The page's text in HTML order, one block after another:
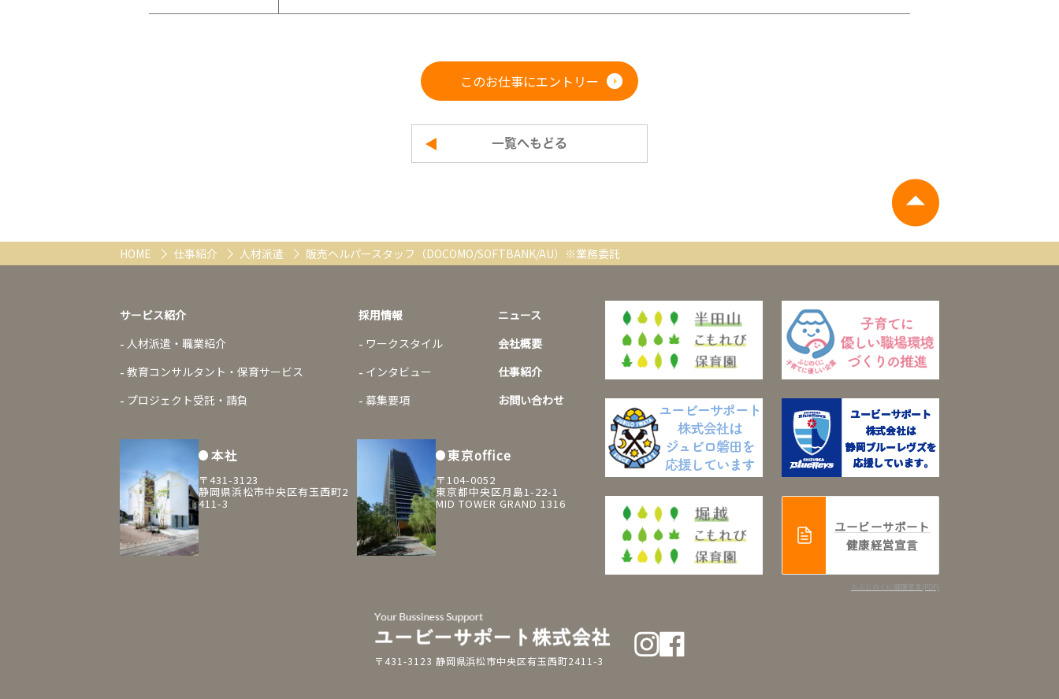
このお仕事にエントリー
一覧へもどる
HOME 仕事紹介 人材派遣 販売ヘルパースタッフ（DOCOMO/SOFTBANK/AU）※業務委託
サービス紹介
人材派遣・職業紹介
教育コンサルタント・保育サービス
プロジェクト受託・請負
採用情報
ワークスタイル
インタビュー
募集要項
ニュース
会社概要
仕事紹介
お問い合わせ
本社
〒431-3123
静岡県浜松市中央区有玉西町2
411-3
東京office
〒104-0052
東京都中央区月島1-22-1
MID TOWER GRAND 1316
ユービーサポート
健康経営宣言
※ふじのくに健康宣言(PDF)
〒431-3123 静岡県浜松市中央区有玉西町2411-3